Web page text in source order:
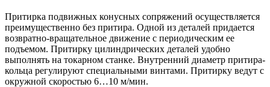
Притирка подвижных конусных сопряжений осуществляется
преимущественно без притира. Одной из деталей придается
возвратно-вращательное движение с периодическим ее
подъемом. Притирку цилиндрических деталей удобно
выполнять на токарном станке. Внутренний диаметр притира-
кольца регулируют специальными винтами. Притирку ведут с
окружной скоростью 6…10 м/мин.